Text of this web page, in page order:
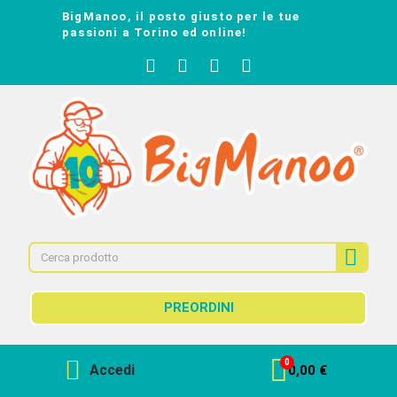
BigManoo, il posto giusto per le tue
passioni a Torino ed online!
PREORDINI
Accedi 0,00 €